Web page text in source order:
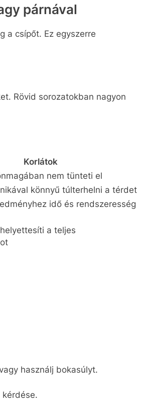
párnával
a csípőt. Ez egyszerre
Rövid sorozatokban nagyon
Korlátok
nem tünteti el
könnyű túlterhelni a térdet
idő és rendszeresség
a teljes
használj bokasúlyt.